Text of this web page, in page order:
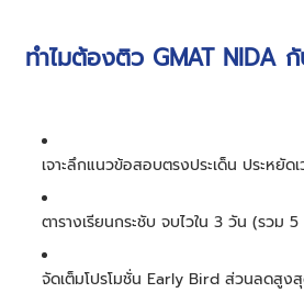
ทำไมต้องติว GMAT NIDA
เจาะลึกแนวข้อสอบตรงประเด็น ประหยัด
ตารางเรียนกระชับ จบไวใน 3 วัน (รว
จัดเต็มโปรโมชั่น Early Bird ส่วนลดสูง